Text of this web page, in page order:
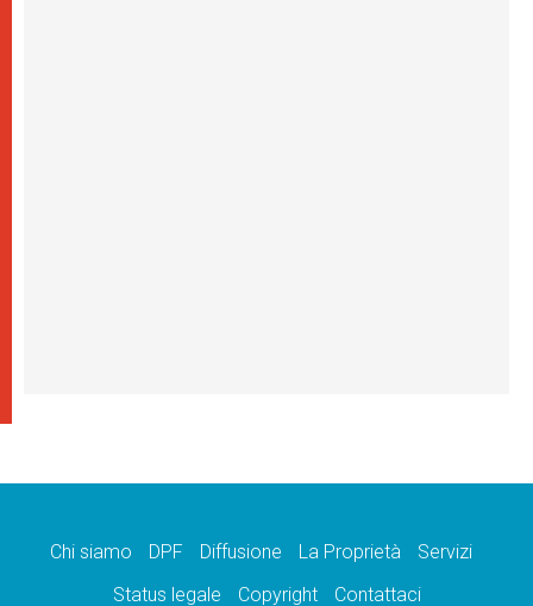
Chi siamo DPF Diffusione La Proprietà
Servizi
Status legale
Copyright Contattaci